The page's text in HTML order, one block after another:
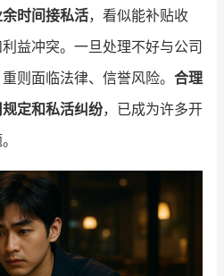
行业报告
新零售内参
有赞商盟
时间接私活，看似能补贴收
益冲突。一旦处理不好与公司
则面临法律、信誉风险。 合理
定和私活纠纷，已成为许多开